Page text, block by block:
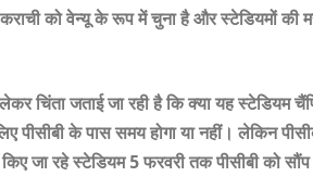
को वेन्यू के रूप में चुना है और स्टेडियमों की
चिंता जताई जा रही है कि क्या यह स्टेडियम
के पास समय होगा या नहीं। लेकिन
जा रहे स्टेडियम 5 फरवरी तक पीसीबी को सौंप